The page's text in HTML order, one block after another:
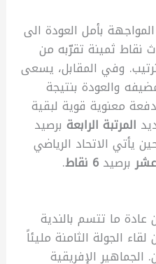
بأمل العودة الى
نقاط ثمينة تقرّبه من
وفي المقابل، يسعى
والعودة بنتيجة
معنوية قوية لبقية
المرتبة الرابعة برصيد
حين يأتي الاتحاد الرياضي
عشربرصيد6 نقاط
.
عادة ما تتسم بالندية
الجولة الثامنة مليئاً
الجماهير الإفريقية